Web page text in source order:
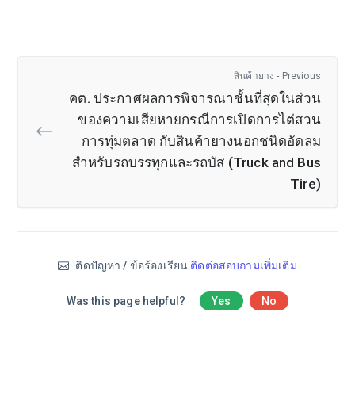
สินค้ายาง - Previous
คต. ประกาศผลการพิจารณาชั้นที่สุดในส่วน
ของความเสียหายกรณีการเปิดการไต่สวน
การทุ่มตลาด กับสินค้ายางนอกชนิดอัดลม
สำหรับรถบรรทุกและรถบัส (Truck and Bus
Tire)
ติดปัญหา / ข้อร้องเรียน ติดต่อสอบถามเพิ่มเติม
Was this page helpful? Yes No